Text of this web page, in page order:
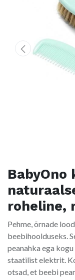
BabyOno
roheline,
Pehme, õrnade
beebihoolduseks.
peanahka ega
staatilist elektrit.
otsad, et beebi